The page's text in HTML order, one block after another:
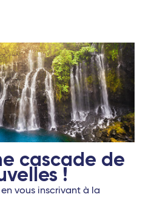
cascade de
!
en vous inscrivant à la